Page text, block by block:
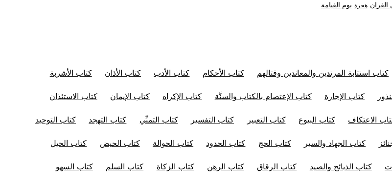
القران هجرة يوم القيامة
كتاب استتابة المرتدين والمعاندين وقتالهم كتاب الأحكام كتاب الأدب كتاب الأذان كتاب الأشربة
كتاب الإجارة كتاب الإعتصام بالكتاب والسنَّة كتاب الإكراه كتاب الإيمان كتاب الاستئذان
الاعتكاف كتاب البيوع كتاب التعبير كتاب التفسير كتاب التمنِّي كتاب التهجد كتاب التوحيد
كتاب الجهاد والسير كتاب الحج كتاب الحدود كتاب الحوالة كتاب الحيض كتاب الحيل
كتاب الذبائح والصيد كتاب الرقاق كتاب الرهن كتاب الزكاة كتاب السلم كتاب السهو